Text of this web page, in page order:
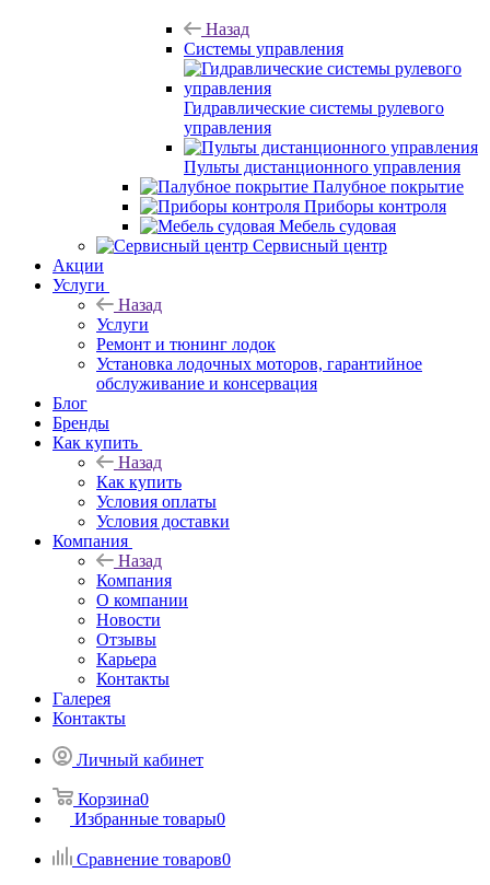
Назад
Системы управления
Гидравлические системы рулевого
управления
Пульты дистанционного управления
Палубное покрытие
Приборы контроля
Мебель судовая
Сервисный центр
Акции
Услуги
Назад
Услуги
Ремонт и тюнинг лодок
Установка лодочных моторов, гарантийное
обслуживание и консервация
Блог
Бренды
Как купить
Назад
Как купить
Условия оплаты
Условия доставки
Компания
Назад
Компания
О компании
Новости
Отзывы
Карьера
Контакты
Галерея
Контакты
Личный кабинет
Корзина0
Избранные товары0
Сравнение товаров0